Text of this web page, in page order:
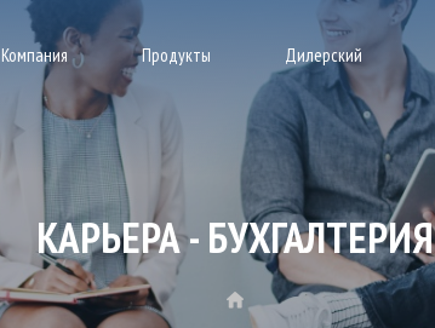
Компания Продукты Дилерский
КАРЬЕРА - БУХГАЛТЕРИЯ